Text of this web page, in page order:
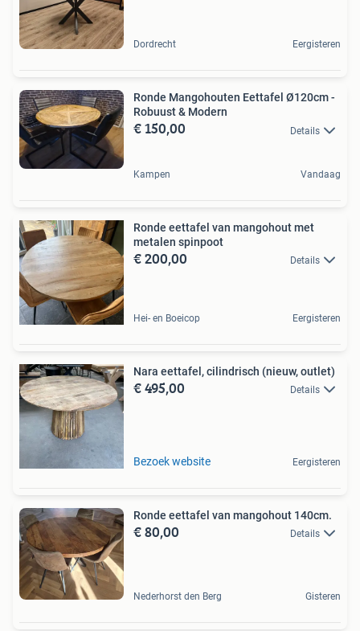
Dordrecht Eergisteren
Ronde Mangohouten Eettafel Ø120cm -
Robuust & Modern
€ 150,00 Details
Kampen Vandaag
Ronde eettafel van mangohout met
metalen spinpoot
€ 200,00 Details
Hei- en Boeicop Eergisteren
Nara eettafel, cilindrisch (nieuw, outlet)
€ 495,00 Details
Bezoek website Eergisteren
Ronde eettafel van mangohout 140cm.
€ 80,00 Details
Nederhorst den Berg Gisteren